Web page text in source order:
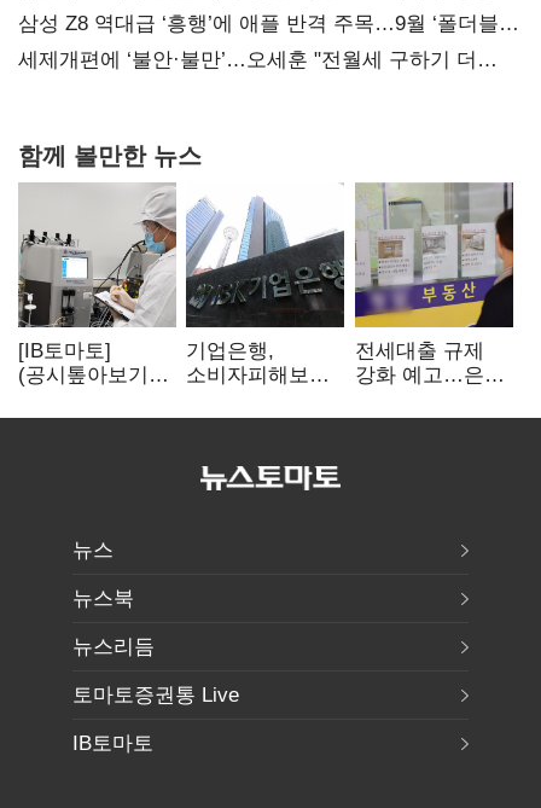
보내
삼성 Z8 역대급 ‘흥행’에 애플 반격 주목…9월 ‘폴더블
대전’
세제개편에 ‘불안·불만’…오세훈 "전월세 구하기 더
함께 볼만한 뉴스
[IB토마토]
(공시톺아보기)
무엇이 '중요한
기업은행,
소비자피해보상
보이스피싱 공시
전세대출 규제
강화 예고…은행
뉴스
뉴스북
뉴스리듬
토마토증권통 Live
IB토마토